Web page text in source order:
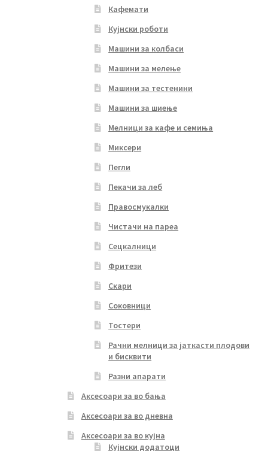
Кафемати
Кујнски роботи
Машини за колбаси
Машини за мелење
Машини за тестенини
Машини за шиење
Мелници за кафе и семиња
Миксери
Пегли
Пекачи за леб
Правосмукалки
Чистачи на пареа
Сецкалници
Фритези
Скари
Соковници
Тостери
Рачни мелници за јаткасти плодови
и бисквити
Разни апарати
Аксесоари за во бања
Аксесоари за во дневна
Аксесоари за во кујна
Кујнски додатоци